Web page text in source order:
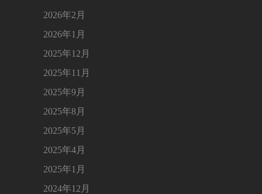
2026年2月
2026年1月
2025年12月
2025年11月
2025年9月
2025年8月
2025年5月
2025年4月
2025年1月
2024年12月